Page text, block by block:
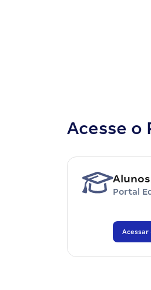
Acesse o
Alunos
Portal
Acessar